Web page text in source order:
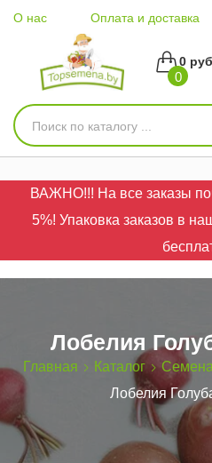
О нас Оплата и доставка
0
0
ВАЖНО!!! На все заказы
5%! Упаковка заказов в
Лобелия
Главная Каталог
Лобелия